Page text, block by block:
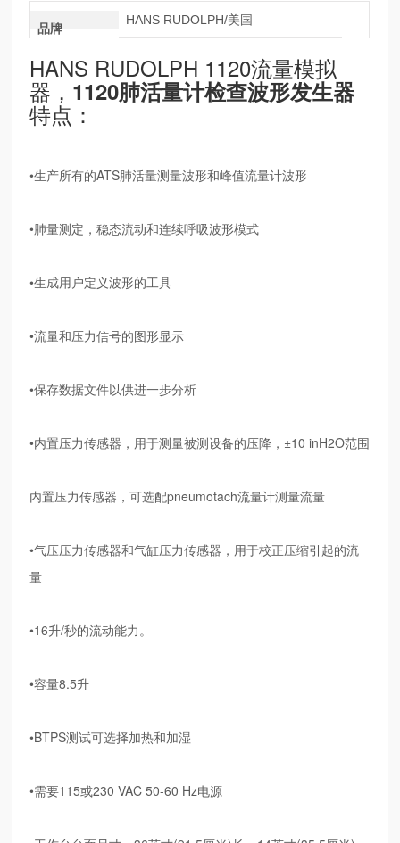
品牌
HANS RUDOLPH/美国
HANS RUDOLPH 1120流量模拟
器， 1120肺活量计检查波形发生器
特点：
•生产所有的ATS肺活量测量波形和峰值流量计波形
•肺量测定，稳态流动和连续呼吸波形模式
•生成用户定义波形的工具
•流量和压力信号的图形显示
•保存数据文件以供进一步分析
•内置压力传感器，用于测量被测设备的压降，±10 inH2O范围
内置压力传感器，可选配pneumotach流量计测量流量
•气压压力传感器和气缸压力传感器，用于校正压缩引起的流
量
•16升/秒的流动能力。
•容量8.5升
•BTPS测试可选择加热和加湿
•需要115或230 VAC 50-60 Hz电源